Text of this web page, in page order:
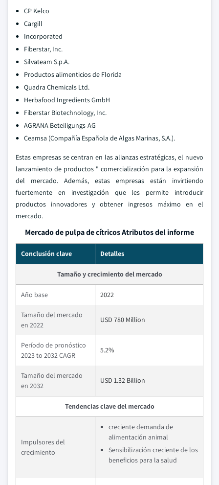
CP Kelco
Cargill
Incorporated
Fiberstar, Inc.
Silvateam S.p.A.
Productos alimenticios de Florida
Quadra Chemicals Ltd.
Herbafood Ingredients GmbH
Fiberstar Biotechnology, Inc.
AGRANA Beteiligungs-AG
Ceamsa (Compañía Española de Algas Marinas, S.A.).
Estas empresas se centran en las alianzas estratégicas, el nuevo
lanzamiento de productos " comercialización para la expansión
del mercado. Además, estas empresas están invirtiendo
fuertemente en investigación que les permite introducir
productos innovadores y obtener ingresos máximo en el
mercado.
Mercado de pulpa de cítricos Atributos del informe
Conclusión clave Detalles
Tamaño y crecimiento del mercado
Año base 2022
Tamaño del mercado
en 2022
USD 780 Million
Período de pronóstico
2023 to 2032 CAGR
5.2%
Tamaño del mercado
en 2032
USD 1.32 Billion
Tendencias clave del mercado
Impulsores del
crecimiento
creciente demanda de
alimentación animal
Sensibilización creciente de los
beneficios para la salud